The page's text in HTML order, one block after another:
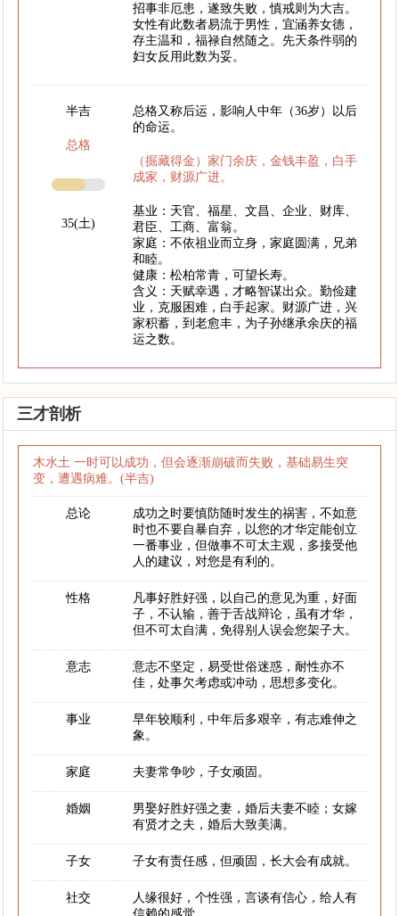
招事非厄患，遂致失败，慎戒则为大吉。
女性有此数者易流于男性，宜涵养女德，
存主温和，福禄自然随之。先天条件弱的
妇女反用此数为妥。
半吉
总格
35(土)
总格又称后运，影响人中年（36岁）以后
的命运。
（掘藏得金）家门余庆，金钱丰盈，白手
成家，财源广进。
基业：天官、福星、文昌、企业、财库、
君臣、工商、富翁。
家庭：不依祖业而立身，家庭圆满，兄弟
和睦。
健康：松柏常青，可望长寿。
含义：天赋幸遇，才略智谋出众。勤俭建
业，克服困难，白手起家。财源广进，兴
家积蓄，到老愈丰，为子孙继承余庆的福
运之数。
三才剖析
木水土 一时可以成功，但会逐渐崩破而失败，基础易生突
变，遭遇病难。(半吉)
总论
成功之时要慎防随时发生的祸害，不如意
时也不要自暴自弃，以您的才华定能创立
一番事业，但做事不可太主观，多接受他
人的建议，对您是有利的。
性格
凡事好胜好强，以自己的意见为重，好面
子，不认输，善于舌战辩论，虽有才华，
但不可太自满，免得别人误会您架子大。
意志
意志不坚定，易受世俗迷惑，耐性亦不
佳，处事欠考虑或冲动，思想多变化。
事业
早年较顺利，中年后多艰辛，有志难伸之
象。
家庭 夫妻常争吵，子女顽固。
婚姻
男娶好胜好强之妻，婚后夫妻不睦；女嫁
有贤才之夫，婚后大致美满。
子女 子女有责任感，但顽固，长大会有成就。
社交
人缘很好，个性强，言谈有信心，给人有